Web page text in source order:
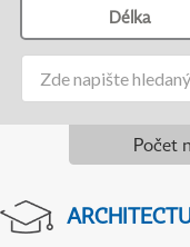
Délka
Počet